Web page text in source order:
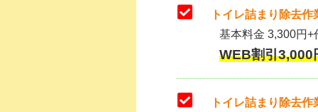
トイレ詰まり除去作
基本料金 3,300円+
WEB割引3,000
トイレ詰まり除去